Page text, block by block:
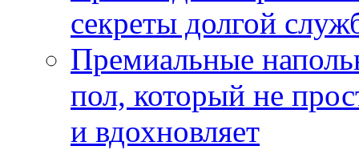
секреты долгой
Премиальные
пол, который не
и вдохновляет